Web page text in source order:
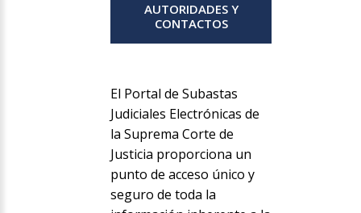
AUTORIDADES Y
CONTACTOS
El Portal de Subastas
Judiciales Electrónicas de
la Suprema Corte de
Justicia proporciona un
punto de acceso único y
seguro de toda la